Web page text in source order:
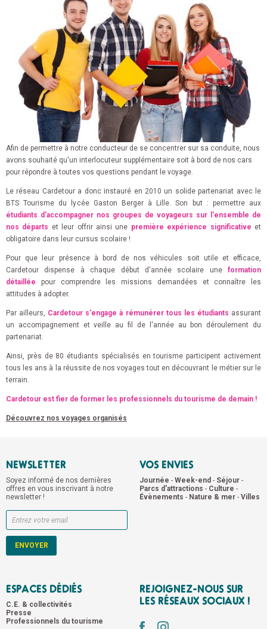
Afin de permettre à notre conducteur de se concentrer sur sa conduite, nous
avons souhaité qu'un interlocuteur supplémentaire soit à bord de nos cars
pour répondre à toutes vos questions pendant le voyage.
Le réseau Cardetour a donc instauré en 2010 un solide partenariat avec le
BTS Tourisme du lycée Gaston Berger à Lille. Son but : permettre aux
étudiants d'accompagner nos groupes de voyageurs sur l'ensemble de
nos départs et leur offrir ainsi une première expérience significative et
obligatoire dans leur cursus scolaire !
Pour que leur présence à bord de nos véhicules soit utile et efficace,
Cardetour dispense à chaque début d'année scolaire une formation
détaillée pour comprendre les missions demandées et connaître les
attitudes à adopter.
Par ailleurs, Cardetour s'engage à rémunérer tous les étudiants assurant
un accompagnement et veille au fil de l'année au bon déroulement du
partenariat.
Ainsi, près de 80 étudiants spécialisés en tourisme participent activement
tous les ans à la réussite de nos voyages tout en découvrant le métier sur le
terrain.
Cardetour est fier de former les professionnels du tourisme de demain !
Découvrez nos voyages organisés
NEWSLETTER
Soyez informé de nos dernières
offres en vous inscrivant à notre
newsletter !
VOS ENVIES
Journée - Week-end - Séjour -
Parcs d'attractions - Culture -
Évènements - Nature & mer - Villes
ESPACES DÉDIÉS
C.E. & collectivités
Presse
Professionnels du tourisme
REJOIGNEZ-NOUS SUR
LES RÉSEAUX SOCIAUX !